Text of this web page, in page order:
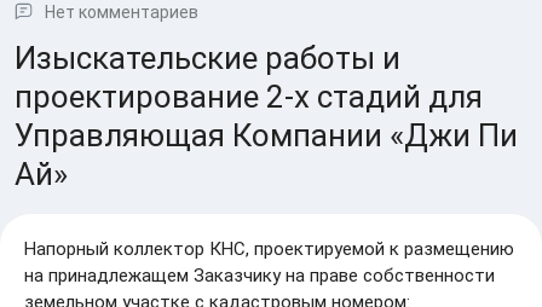
Нет комментариев
Изыскательские работы и
проектирование 2-х стадий для
Управляющая Компании «Джи Пи
Ай»
Напорный коллектор КНС, проектируемой к размещению
на принадлежащем Заказчику на праве собственности
земельном участке с кадастровым номером: